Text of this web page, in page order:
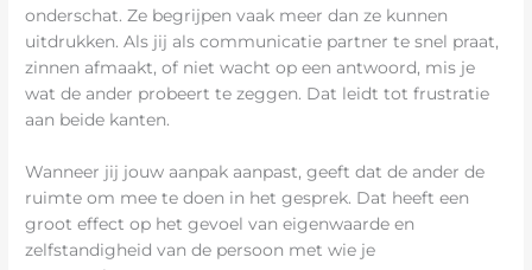
onderschat. Ze begrijpen vaak meer dan ze kunnen
uitdrukken. Als jij als communicatie partner te snel praat,
zinnen afmaakt, of niet wacht op een antwoord, mis je
wat de ander probeert te zeggen. Dat leidt tot frustratie
aan beide kanten.
Wanneer jij jouw aanpak aanpast, geeft dat de ander de
ruimte om mee te doen in het gesprek. Dat heeft een
groot effect op het gevoel van eigenwaarde en
zelfstandigheid van de persoon met wie je